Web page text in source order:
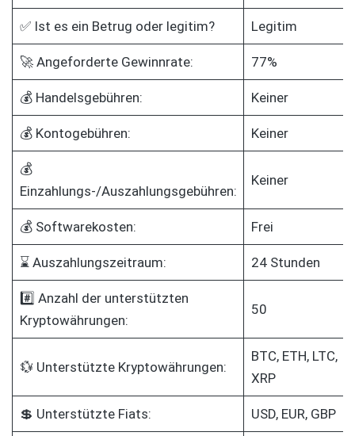
✅ Ist es ein Betrug oder legitim? Legitim
🚀 Angeforderte Gewinnrate: 77%
💰 Handelsgebühren: Keiner
💰 Kontogebühren: Keiner
💰
Einzahlungs-/Auszahlungsgebühren:
Keiner
💰 Softwarekosten: Frei
⌛ Auszahlungszeitraum: 24 Stunden
#️⃣ Anzahl der unterstützten
Kryptowährungen:
50
💱 Unterstützte Kryptowährungen:
BTC, ETH, LTC,
XRP
💲 Unterstützte Fiats: USD, EUR, GBP